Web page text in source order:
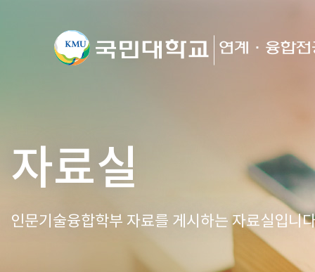
자료실
인문기술융합학부 자료를 게시하는 자료실입니